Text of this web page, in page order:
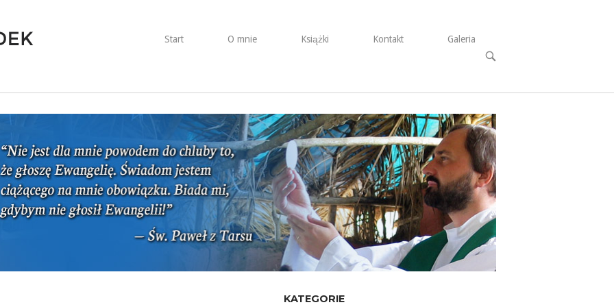
Start
O mnie Książki Kontakt
Galeria
Open
KATEGORIE